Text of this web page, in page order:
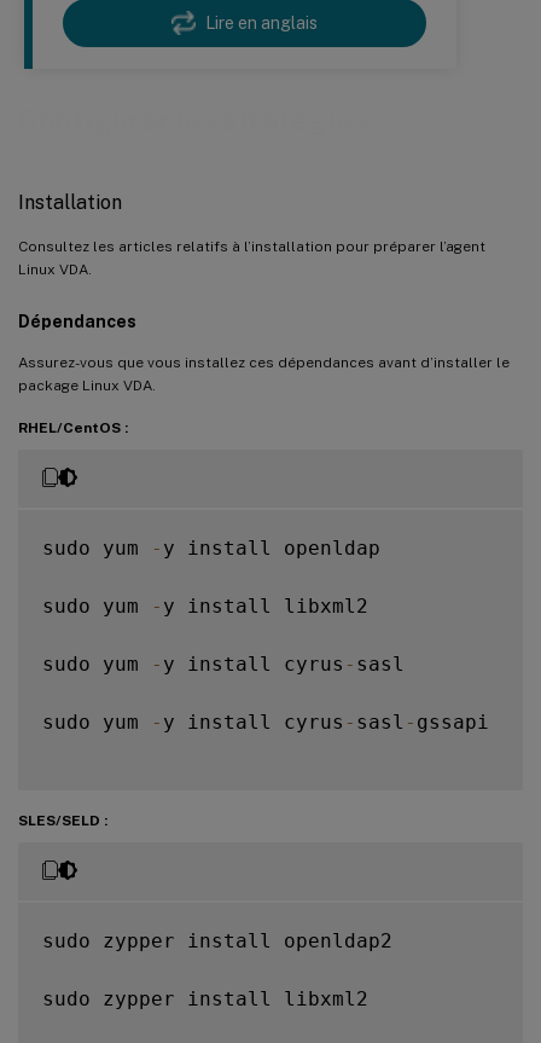
Lire en anglais
Installation
Consultez les articles relatifs à l’installation pour préparer l’agent
Linux VDA.
Dépendances
Assurez-vous que vous installez ces dépendances avant d’installer le
package Linux VDA.
RHEL/CentOS :
sudo yum - y install openldap
sudo yum - y install libxml2
sudo yum - y install cyrus - sasl
sudo yum - y install cyrus - sasl - gssapi
SLES/SELD :
sudo zypper install openldap2
sudo zypper install libxml2